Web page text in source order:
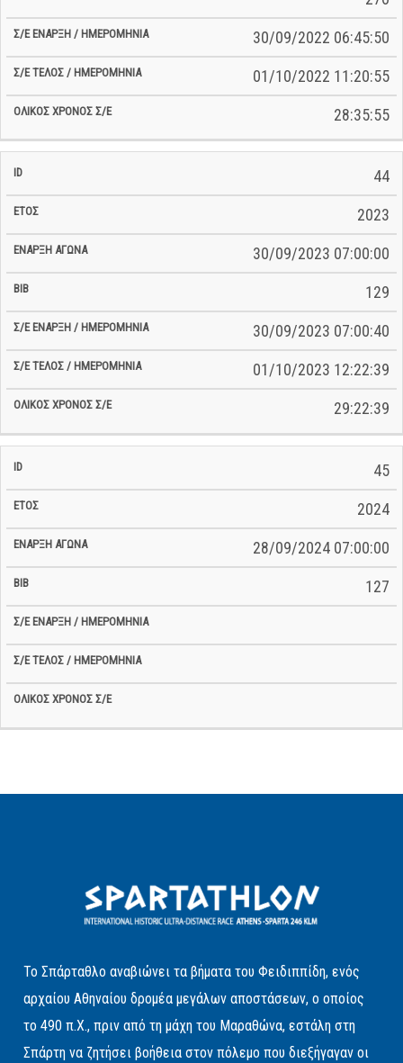
30/09/2022 06:45:50
01/10/2022 11:20:55
28:35:55
44
2023
30/09/2023 07:00:00
129
30/09/2023 07:00:40
01/10/2023 12:22:39
29:22:39
45
2024
28/09/2024 07:00:00
127
Το Σπάρταθλο αναβιώνει τα βήματα του Φειδιππίδη, ενός
αρχαίου Αθηναίου δρομέα μεγάλων αποστάσεων, ο οποίος
το 490 π.Χ., πριν από τη μάχη του Μαραθώνα, εστάλη στη
Σπάρτη να ζητήσει βοήθεια στον πόλεμο που διεξήγαγαν οι